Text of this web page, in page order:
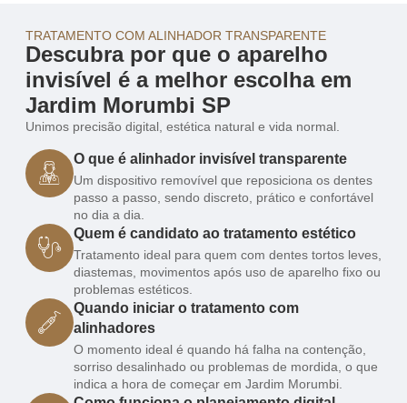
TRATAMENTO COM ALINHADOR TRANSPARENTE
Descubra por que o aparelho
invisível é a melhor escolha em
Jardim Morumbi SP
Unimos precisão digital, estética natural e vida normal.
O que é alinhador invisível transparente
Um dispositivo removível que reposiciona os dentes
passo a passo, sendo discreto, prático e confortável
no dia a dia.
Quem é candidato ao tratamento estético
Tratamento ideal para quem com dentes tortos leves,
diastemas, movimentos após uso de aparelho fixo ou
problemas estéticos.
Quando iniciar o tratamento com
alinhadores
O momento ideal é quando há falha na contenção,
sorriso desalinhado ou problemas de mordida, o que
indica a hora de começar em Jardim Morumbi.